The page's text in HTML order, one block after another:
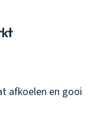
afkoelen en gooi